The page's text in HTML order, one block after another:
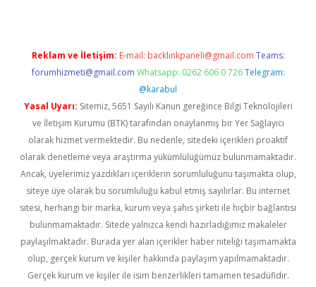
Reklam ve İletişim: E-mail: backlinkpaneli@gmail.com Teams:
forumhizmeti@gmail.com Whatsapp: 0262 606 0 726 Telegram:
@karabul
Yasal Uyarı: Sitemiz, 5651 Sayılı Kanun gereğince Bilgi Teknolojileri
ve İletişim Kurumu (BTK) tarafından onaylanmış bir Yer Sağlayıcı
olarak hizmet vermektedir. Bu nedenle, sitedeki içerikleri proaktif
olarak denetleme veya araştırma yükümlülüğümüz bulunmamaktadır.
Ancak, üyelerimiz yazdıkları içeriklerin sorumluluğunu taşımakta olup,
siteye üye olarak bu sorumluluğu kabul etmiş sayılırlar. Bu internet
sitesi, herhangi bir marka, kurum veya şahıs şirketi ile hiçbir bağlantısı
bulunmamaktadır. Sitede yalnızca kendi hazırladığımız makaleler
paylaşılmaktadır. Burada yer alan içerikler haber niteliği taşımamakta
olup, gerçek kurum ve kişiler hakkında paylaşım yapılmamaktadır.
Gerçek kurum ve kişiler ile isim benzerlikleri tamamen tesadüfidir.